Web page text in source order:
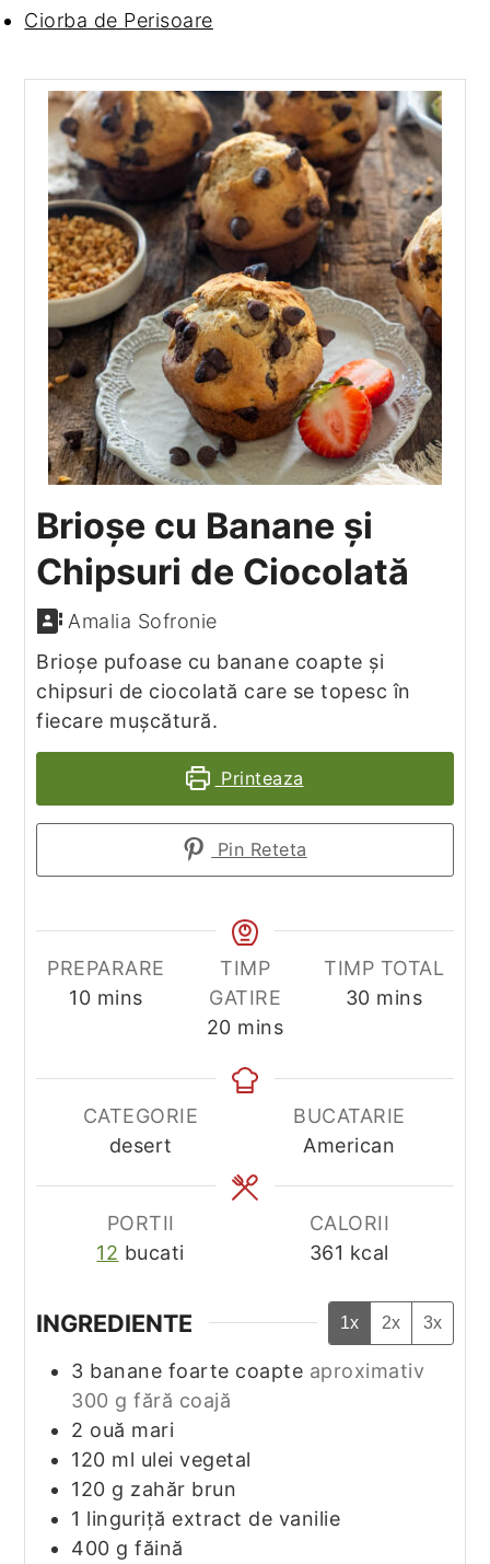
Ciorba de Perisoare
Brioșe cu Banane și
Chipsuri de Ciocolată
Amalia Sofronie
Brioșe pufoase cu banane coapte și
chipsuri de ciocolată care se topesc în
fiecare mușcătură.
Printeaza
Pin Reteta
PREPARARE
10minutes
mins
TIMP
GATIRE
20minutes
mins
TIMP TOTAL
30minutes
mins
CATEGORIE
desert
BUCATARIE
American
PORTII
12 bucati
CALORII
361 kcal
INGREDIENTE 1x 2x 3x
3 banane foarte coapte aproximativ
300 g fără coajă
2 ouă mari
120 ml ulei vegetal
120 g zahăr brun
1 linguriță extract de vanilie
400 g făină